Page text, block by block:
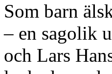
Som barn
– en sagolik
och Lars